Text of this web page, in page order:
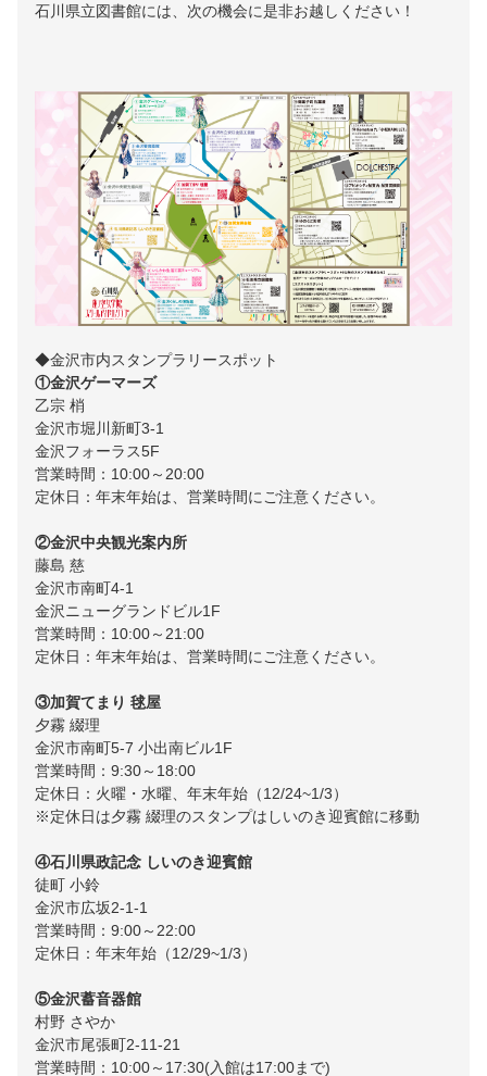
石川県立図書館には、次の機会に是非お越しください！
◆金沢市内スタンプラリースポット
①金沢ゲーマーズ
乙宗 梢
金沢市堀川新町3-1
金沢フォーラス5F
営業時間：10:00～20:00
定休日：年末年始は、営業時間にご注意ください。
②金沢中央観光案内所
藤島 慈
金沢市南町4-1
金沢ニューグランドビル1F
営業時間：10:00～21:00
定休日：年末年始は、営業時間にご注意ください。
③加賀てまり 毬屋
夕霧 綴理
金沢市南町5-7 小出南ビル1F
営業時間：9:30～18:00
定休日：火曜・水曜、年末年始（12/24~1/3）
※定休日は夕霧 綴理のスタンプはしいのき迎賓館に移動
④石川県政記念 しいのき迎賓館
徒町 小鈴
金沢市広坂2-1-1
営業時間：9:00～22:00
定休日：年末年始（12/29~1/3）
⑤金沢蓄音器館
村野 さやか
金沢市尾張町2-11-21
営業時間：10:00～17:30(入館は17:00まで)